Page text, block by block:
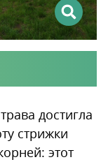
достигла
стрижки
этот